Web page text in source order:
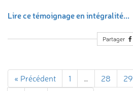
Lire ce témoignage en intégralité...
Partager
« Précédent 1 … 28 29